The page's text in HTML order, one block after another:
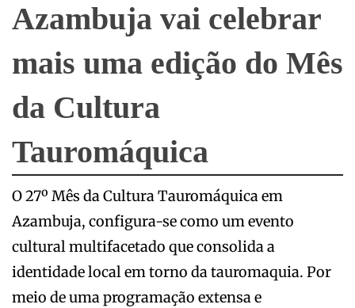
Azambuja vai celebrar
mais uma edição do Mês
da Cultura
Tauromáquica
O 27º Mês da Cultura Tauromáquica em
Azambuja, configura-se como um evento
cultural multifacetado que consolida a
identidade local em torno da tauromaquia. Por
meio de uma programação extensa e